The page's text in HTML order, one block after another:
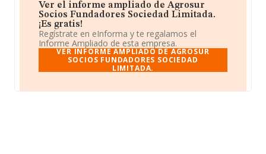
Ver el informe ampliado de Agrosur
Socios Fundadores Sociedad Limitada.
¡Es gratis!
Regístrate en eInforma y te regalamos el
Informe Ampliado de esta empresa.
VER INFORME AMPLIADO DE AGROSUR
SOCIOS FUNDADORES SOCIEDAD
LIMITADA.